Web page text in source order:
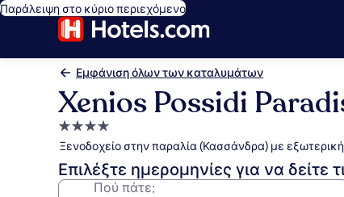
Παράλειψη στο κύριο περιεχόμενο
Εμφάνιση όλων των καταλυμάτων
Xenios Possidi
Κατάλυμα
με
4.0
αστέρια
Ξενοδοχείο στην παραλία (Κασσάνδρα) με εξωτερική
Επιλέξτε ημερομηνίες για να δείτε
Πού πάτε;